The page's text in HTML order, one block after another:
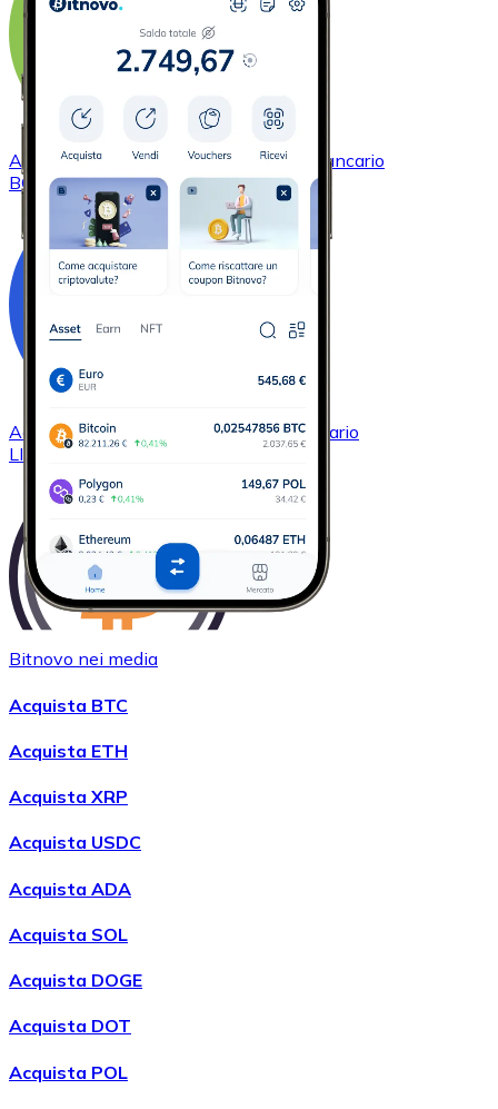
AcquistareBitcoin Cashcon bonifico bancario
BCH
AcquistareChainlink
con bonifico bancario
LINK
AcquistareWrapped Bitcoin
AcquistareAvalanche
AVAX
Bitnovo nei media
Acquista BTC
Acquista ETH
Acquista XRP
Acquista USDC
Acquista ADA
Acquista SOL
Acquista DOGE
Acquista DOT
Acquista POL